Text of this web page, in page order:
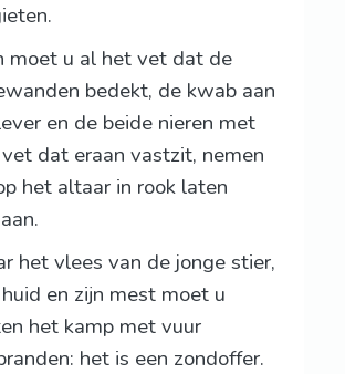
moet u al het vet dat de
bedekt, de kwab aan
en de beide nieren met
dat eraan vastzit, nemen
het altaar in rook laten
het vlees van de jonge stier,
en zijn mest moet u
het kamp met vuur
het is een zondoffer.